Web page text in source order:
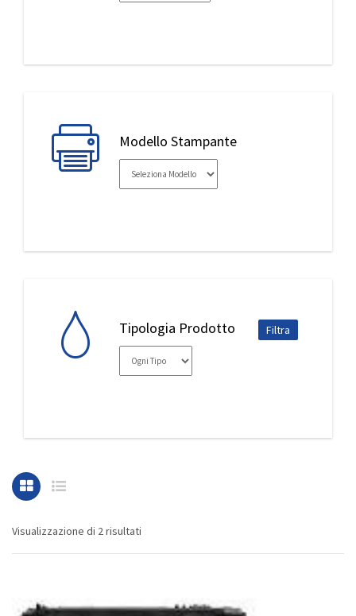
Modello Stampante
Tipologia Prodotto
Visualizzazione di 2 risultati